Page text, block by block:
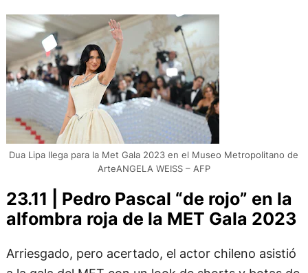
Dua Lipa llega para la Met Gala 2023 en el Museo Metropolitano de
ArteANGELA WEISS – AFP
23.11 | Pedro Pascal “de rojo” en la
alfombra roja de la MET Gala 2023
Arriesgado, pero acertado, el actor chileno asistió